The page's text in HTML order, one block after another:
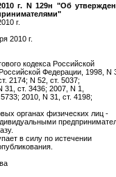
г. N 129н "Об
г.
2010 г.
кодекса Российской
Федерации, 1998, N
2174; N 52, ст. 5037;
ст. 3436; 2007, N 1,
2010, N 31, ст. 4198;
органах физических лиц -
в силу по истечении